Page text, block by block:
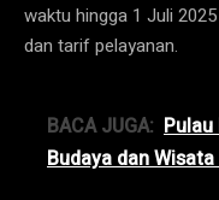
waktu hingga 1 Juli
dan tarif pelayanan.
BACA JUGA:
Budaya dan